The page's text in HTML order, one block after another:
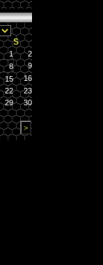
S
1
2
8
9
15
16
22
23
29
30